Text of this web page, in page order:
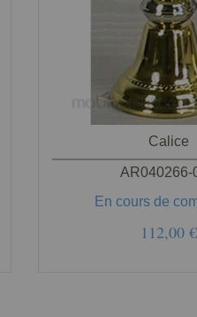
Calice
AR040266-
En cours de
112,00 €